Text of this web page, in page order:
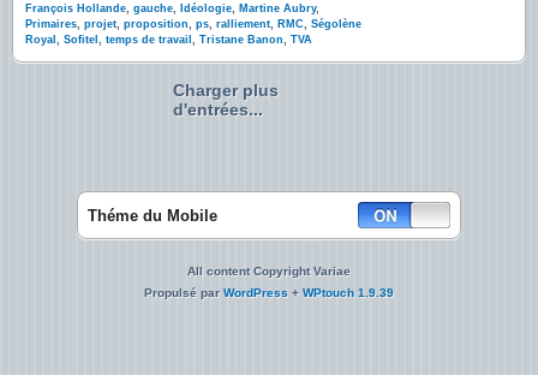
François Hollande, gauche, Idéologie, Martine Aubry,
Primaires, projet, proposition, ps, ralliement, RMC, Ségolène
Royal , Sofitel , temps de travail , Tristane Banon, TVA
Charger plus
d'entrées...
Théme du Mobile
All content Copyright Variae
Propulsé parWordPress + WPtouch 1.9.39